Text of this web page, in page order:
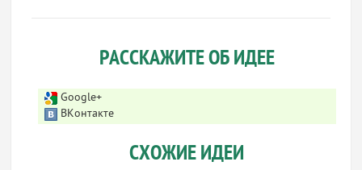
РАССКАЖИТЕ ОБ ИДЕЕ
Google+
ВКонтакте
СХОЖИЕ ИДЕИ